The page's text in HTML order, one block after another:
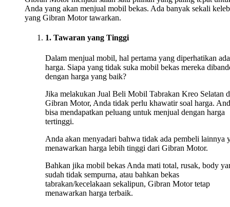
Anda yang akan menjual mobil bekas. Ada banyak sekali
yang Gibran Motor tawarkan.
1. Tawaran yang Tinggi
Dalam menjual mobil, hal pertama yang diperhatikan
harga. Siapa yang tidak suka mobil bekas mereka
dengan harga yang baik?
Jika melakukan Jual Beli Mobil Tabrakan Kreo Selatan
Gibran Motor, Anda tidak perlu khawatir soal harga.
bisa mendapatkan peluang untuk menjual dengan harga
tertinggi.
Anda akan menyadari bahwa tidak ada pembeli lainnya
menawarkan harga lebih tinggi dari Gibran Motor.
Bahkan jika mobil bekas Anda mati total, rusak, body
sudah tidak sempurna, atau bahkan bekas
tabrakan/kecelakaan sekalipun, Gibran Motor tetap
menawarkan harga terbaik.